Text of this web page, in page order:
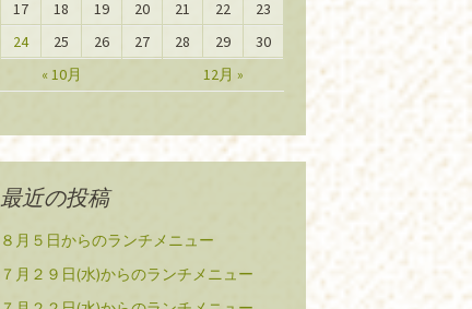
« 10月 12月 »
17
18 19 20 21 22
23
24
25 26 27 28 29 30
最近の投稿
８月５日からのランチメニュー
７月２９日(水)からのランチメニュー